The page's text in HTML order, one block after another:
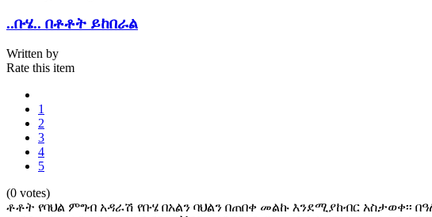
..ቡሄ.. በቶቶት ይከበራል
Written by
Rate this item
1
2
3
4
5
(0 votes)
ቶቶት የባህል ምግብ አዳራሽ የቡሄ በአልን ባህልን በጠበቀ መልኩ እንደሚያከብር አስታወቀ፡፡